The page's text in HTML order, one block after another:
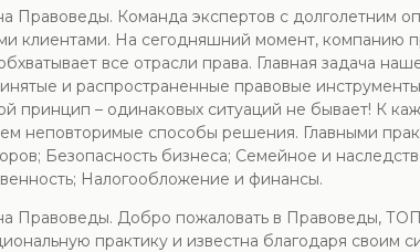
Правоведы. Команда экспертов с долголетним
клиентами. На сегодняшний момент, компанию
все отрасли права. Главная задача
и распространенные правовые
– одинаковых ситуаций не бывает! К
неповторимые способы решения. Главными
Безопасность бизнеса; Семейное и
Налогообложение и финансы.
Правоведы. Добро пожаловать в Правоведы,
практику и известна благодаря